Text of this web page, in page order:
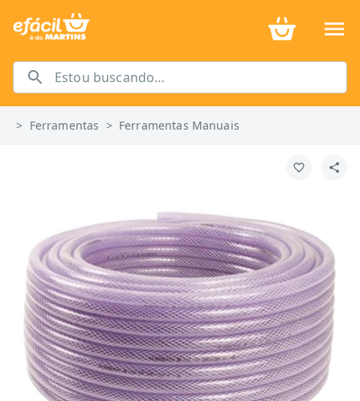
> Ferramentas > Ferramentas Manuais